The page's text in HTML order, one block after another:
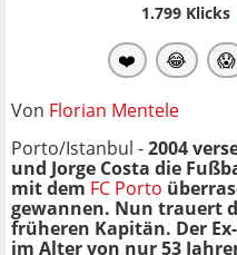
1.799Klicks
❤️ 😂 😱
Von Florian Mentele
Porto/Istanbul -2004
und Jorge Costa die
mit dem FC Porto
gewannen. Nun trauert
früheren Kapitän. Der
im Alter von nur 53